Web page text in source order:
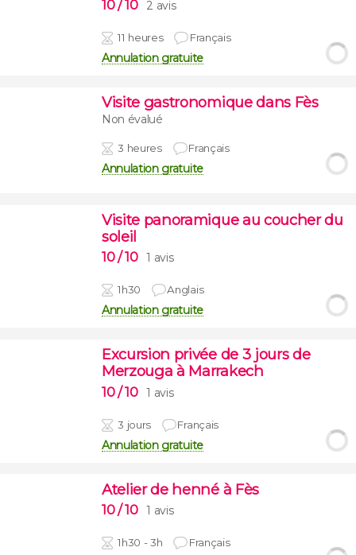
10/ 10 2 avis
11 heures Français
Annulation gratuite
Visite gastronomique dans Fès
Non évalué
3 heures Français
Annulation gratuite
Visite panoramique au coucher du
soleil
10/ 10 1 avis
1h30 Anglais
Annulation gratuite
Excursion privée de 3 jours de
Merzouga à Marrakech
10/ 10 1 avis
3 jours Français
Annulation gratuite
Atelier de henné à Fès
10/ 10 1 avis
1h30 - 3h Français